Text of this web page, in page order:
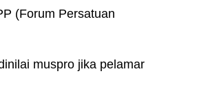
(Forum Persatuan
muspro jika pelamar